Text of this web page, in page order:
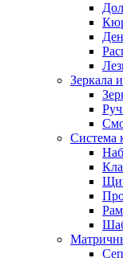
Зеркала
Система